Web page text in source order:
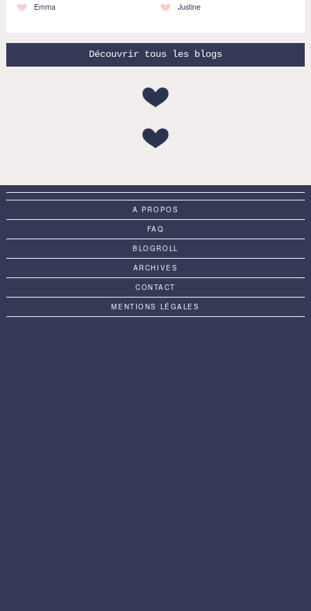
Emma
Justine
Découvrir tous les blogs
A PROPOS
FAQ
BLOGROLL
ARCHIVES
CONTACT
MENTIONS LÉGALES